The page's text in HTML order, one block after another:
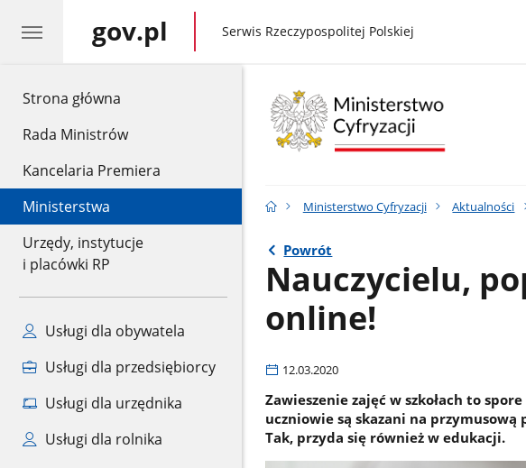
Strona główna
Rada Ministrów
Kancelaria Premiera
Ministerstwa
Urzędy, instytucje
i placówki RP
Usługi dla obywatela
Usługi dla przedsiębiorcy
Usługi dla urzędnika
Usługi dla rolnika
gov.pl gov.pl
Serwis Rzeczypospolitej Polskiej
Ministerstwo Cyfryzacji Aktualności
Powrót
Nauczycielu,
online!
12.03.2020
Zawieszenie zajęć w szkołach to
uczniowie są skazani na
Tak, przyda się również w edukacji.